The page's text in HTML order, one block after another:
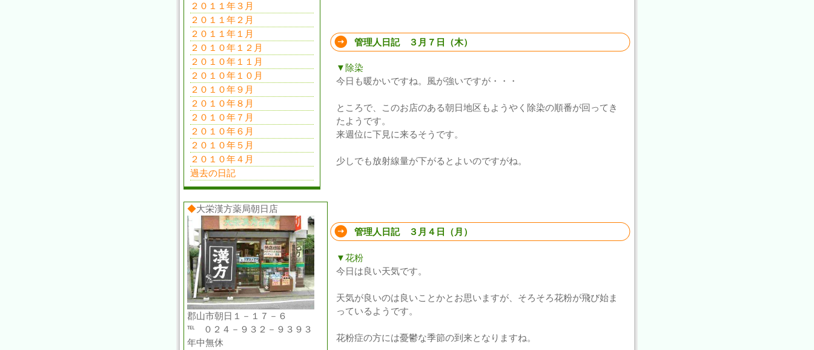
管理人日記 ３月７日（木）
▼除染
今日も暖かいですね。風が強いですが・・・
ところで、このお店のある朝日地区もようやく除染の順番が回ってき
たようです。
来週位に下見に来るそうです。
少しでも放射線量が下がるとよいのですがね。
管理人日記 ３月４日（月）
▼花粉
今日は良い天気です。
天気が良いのは良いことかとお思いますが、そろそろ花粉が飛び始ま
っているようです。
花粉症の方には憂鬱な季節の到来となりますね。
２０１１年３月
２０１１年２月
２０１１年１月
２０１０年１２月
２０１０年１１月
２０１０年１０月
２０１０年９月
２０１０年８月
２０１０年７月
２０１０年６月
２０１０年５月
２０１０年４月
過去の日記
◆大栄漢方薬局朝日店
郡山市朝日１－１７－６
℡ ０２４－９３２－９３９３
年中無休